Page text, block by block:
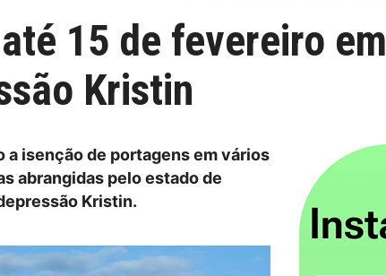
15 de fevereiro em
Kristin
a isenção de portagens em vários
abrangidas pelo estado de
Kristin.